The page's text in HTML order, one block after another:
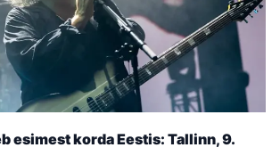
esimest korda Eestis: Tallinn, 9.